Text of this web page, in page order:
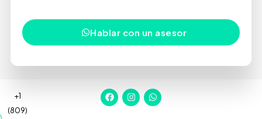
Hablar con un asesor
+1
(809)